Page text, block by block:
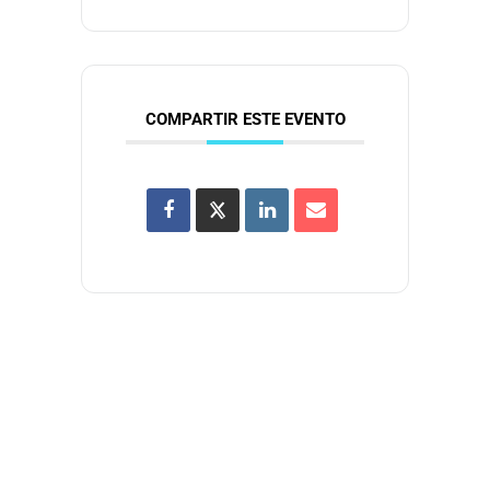
COMPARTIR ESTE EVENTO